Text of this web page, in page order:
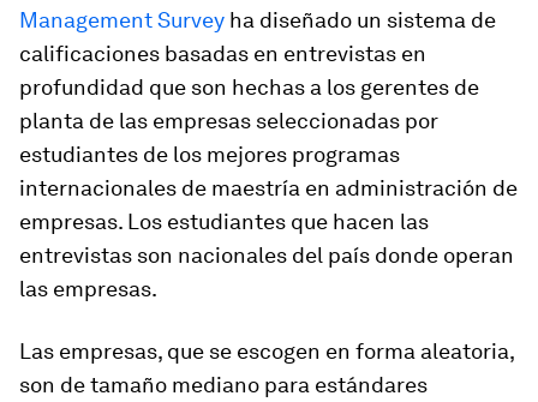
Management Survey ha diseñado un sistema de
calificaciones basadas en entrevistas en
profundidad que son hechas a los gerentes de
planta de las empresas seleccionadas por
estudiantes de los mejores programas
internacionales de maestría en administración de
empresas. Los estudiantes que hacen las
entrevistas son nacionales del país donde operan
las empresas.
Las empresas, que se escogen en forma aleatoria,
son de tamaño mediano para estándares